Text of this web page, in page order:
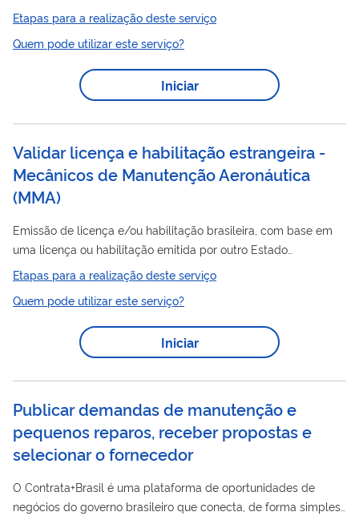
dessa forma, sujeitas a procedimento de revalidação, mas sim
de recadastramento junto à ANAC, a ser realizado
obrigatoriamente a cada 3 anos, a contar da data da
concessão da habilitação, sob pena da suspensão da(s)
habilitação(ões). O exercício das prerrogativas da licença é,
recente requerida pela seção 65.83 do RBAC 65:...
Etapas para a realização deste serviço
Quem pode utilizar este serviço?
Iniciar
Validar licença e habilitação estrangeira -
Mecânicos de Manutenção Aeronáutica
(MMA)
Emissão de licença e/ou habilitação brasileira, com base em
uma licença ou habilitação emitida por outro Estado
contratante da Organização de Aviação Civil Internacional -
OACI. Para obtenção da licença e/ou habilitação brasileira é
necessário que o profissional seja titular de licença e/ou
habilitação estrangeira de Mecânico deManutenção
Aeronáutica (MMA) e realize o exame prático (cheque) no Brasil.
validados pela ANAC. ...
Etapas para a realização deste serviço
Quem pode utilizar este serviço?
Iniciar
Publicar demandas de manutenção e
pequenos reparos, receber propostas e
selecionar o fornecedor
O Contrata+Brasil é uma plataforma de oportunidades de
negócios do governo brasileiro que conecta, de forma simples